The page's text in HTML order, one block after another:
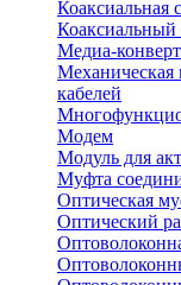
Коаксиальная
Коаксиальный
Медиа-
кабелей
Модем
Модуль для
Муфта
Оптическая
Оптический